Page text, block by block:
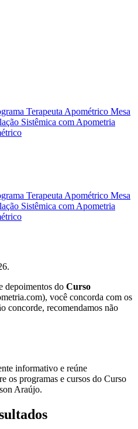
Terapeuta Apométrico Mesa
Sistêmica com Apometria
Terapeuta Apométrico Mesa
Sistêmica com Apometria
depoimentos do Curso
você concorda com os
concorde, recomendamos não
informativo e reúne
os programas e cursos do Curso
Araújo.